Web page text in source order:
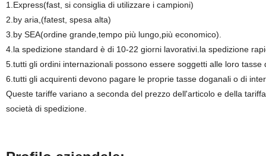
1.Express(fast, si consiglia di utilizzare i campioni)
2.by aria,(fatest, spesa alta)
3.by SEA(ordine grande,tempo più lungo,più economico).
4.la spedizione standard è di 10-22 giorni lavorativi.la spedizione
5.tutti gli ordini internazionali possono essere soggetti alle loro
6.tutti gli acquirenti devono pagare le proprie tasse doganali o di
Queste tariffe variano a seconda del prezzo dell'articolo e della
società di spedizione.